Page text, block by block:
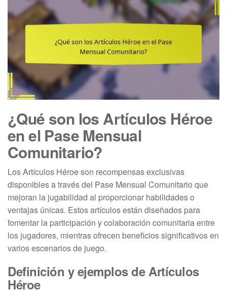
¿Qué son los Artículos Héroe
en el Pase Mensual
Comunitario?
Los Artículos Héroe son recompensas exclusivas
disponibles a través del Pase Mensual Comunitario que
mejoran la jugabilidad al proporcionar habilidades o
ventajas únicas. Estos artículos están diseñados para
fomentar la participación y colaboración comunitaria entre
los jugadores, mientras ofrecen beneficios significativos en
varios escenarios de juego.
Definición y ejemplos de Artículos
Héroe